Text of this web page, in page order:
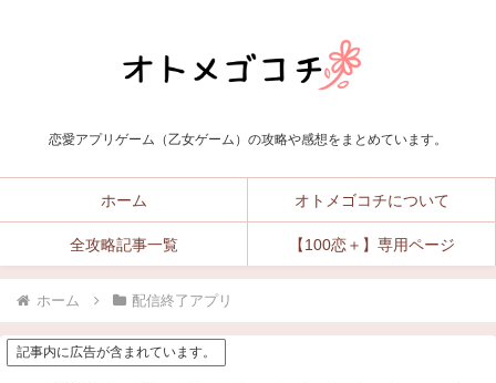
恋愛アプリゲーム（乙女ゲーム）の攻略や感想をまとめています。
ホーム オトメゴコチについて
全攻略記事一覧 【100恋＋】専用ページ
ホーム 配信終了アプリ
記事内に広告が含まれています。